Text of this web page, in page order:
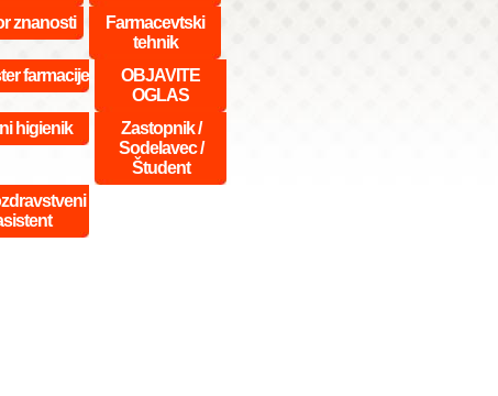
znanosti
Farmacevtski
tehnik
farmacije
OBJAVITE
OGLAS
higienik
Zastopnik /
Sodelavec /
Študent